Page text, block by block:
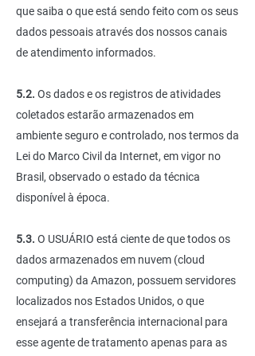
que saiba o que está sendo feito com os seus
dados pessoais através dos nossos canais
de atendimento informados.
5.2. Os dados e os registros de atividades
coletados estarão armazenados em
ambiente seguro e controlado, nos termos da
Lei do Marco Civil da Internet, em vigor no
Brasil, observado o estado da técnica
disponível à época.
5.3. O USUÁRIO está ciente de que todos os
dados armazenados em nuvem (cloud
computing) da Amazon, possuem servidores
localizados nos Estados Unidos, o que
ensejará a transferência internacional para
esse agente de tratamento apenas para as